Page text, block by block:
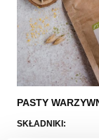
PASTY
SKŁADNIKI: